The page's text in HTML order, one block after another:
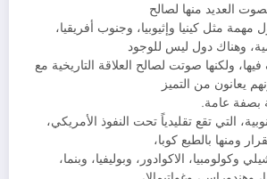
العديد منها لصالح
مثل كينيا وإثيوبيا، وجنوب أفريقيا،
وهناك دول ليس للوجود
ولكنها صوتت لصالح العلاقة التاريخية مع
يعانون من التميز
بصفة عامة.
التي تقع تقليدياً تحت النفوذ الأمريكي،
ومنها بالطبع كوبا،
وكولومبيا، الاكوادور، وبوليفيا، وبنما،